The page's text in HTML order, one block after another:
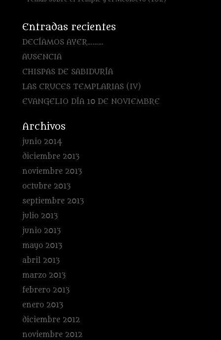
Entradas recientes
DECÍAMOS AYER………
AUSENCIA
CHISPAS DE SABIDURÍA
LAS CRUCES TEMPLARIAS (IV)
EVANGELIO DÍA 10 DE NOVIEMBRE
Archivos
junio 2014
diciembre 2013
noviembre 2013
octubre 2013
septiembre 2013
julio 2013
junio 2013
mayo 2013
abril 2013
marzo 2013
febrero 2013
enero 2013
diciembre 2012
noviembre 2012